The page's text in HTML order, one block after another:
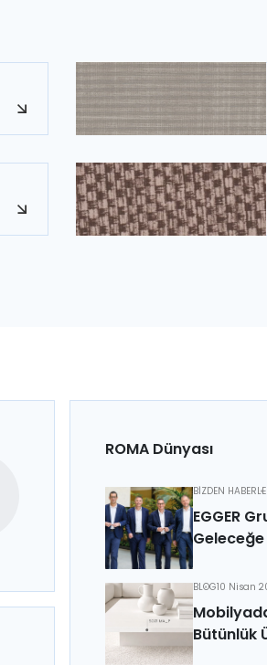
ROMA Dünyası
BİZDEN
EGGER
Geleceğe
BLOG10 Nisan
Bütünlük